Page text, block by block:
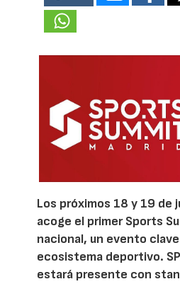
Los próximos 18 y 19 de
acoge el primer Sports
nacional, un evento
ecosistema deportivo.
estará presente con